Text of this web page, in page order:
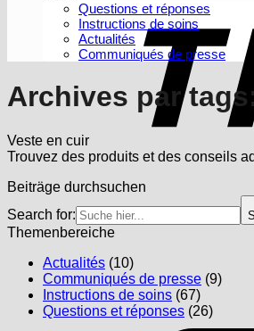
Questions et réponses
Instructions de soins
Actualités
Communiqués de presse
Archives par
Veste en cuir
Trouvez des produits et des conseils
Beiträge durchsuchen
Search for:
Themenbereiche
Actualités (10)
Communiqués de presse (9)
Instructions de soins (67)
Questions et réponses (26)